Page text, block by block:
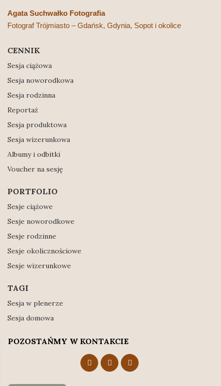
Agata Suchwałko Fotografia
Fotograf Trójmiasto – Gdańsk, Gdynia, Sopot i okolice
CENNIK
Sesja ciążowa
Sesja noworodkowa
Sesja rodzinna
Reportaż
Sesja produktowa
Sesja wizerunkowa
Albumy i odbitki
Voucher na sesję
PORTFOLIO
Sesje ciążowe
Sesje noworodkowe
Sesje rodzinne
Sesje okolicznościowe
Sesje wizerunkowe
TAGI
Sesja w plenerze
Sesja domowa
POZOSTAŃMY W KONTAKCIE